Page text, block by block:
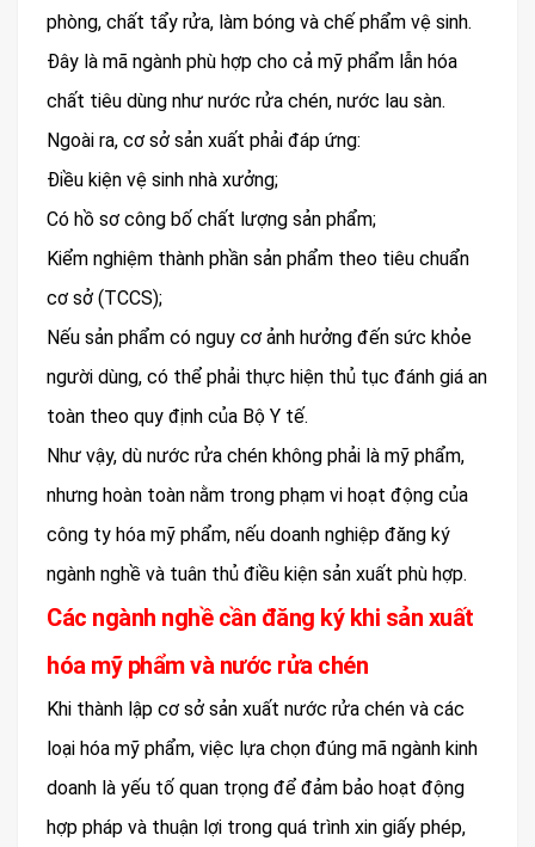
phòng, chất tẩy rửa, làm bóng và chế phẩm vệ sinh.
Đây là mã ngành phù hợp cho cả mỹ phẩm lẫn hóa
chất tiêu dùng như nước rửa chén, nước lau sàn.
Ngoài ra, cơ sở sản xuất phải đáp ứng:
Điều kiện vệ sinh nhà xưởng;
Có hồ sơ công bố chất lượng sản phẩm;
Kiểm nghiệm thành phần sản phẩm theo tiêu chuẩn
cơ sở (TCCS);
Nếu sản phẩm có nguy cơ ảnh hưởng đến sức khỏe
người dùng, có thể phải thực hiện thủ tục đánh giá an
toàn theo quy định của Bộ Y tế.
Như vậy, dù nước rửa chén không phải là mỹ phẩm,
nhưng hoàn toàn nằm trong phạm vi hoạt động của
công ty hóa mỹ phẩm, nếu doanh nghiệp đăng ký
ngành nghề và tuân thủ điều kiện sản xuất phù hợp.
Các ngành nghề cần đăng ký khi sản xuất
hóa mỹ phẩm và nước rửa chén
Khi thành lập cơ sở sản xuất nước rửa chén và các
loại hóa mỹ phẩm, việc lựa chọn đúng mã ngành kinh
doanh là yếu tố quan trọng để đảm bảo hoạt động
hợp pháp và thuận lợi trong quá trình xin giấy phép,